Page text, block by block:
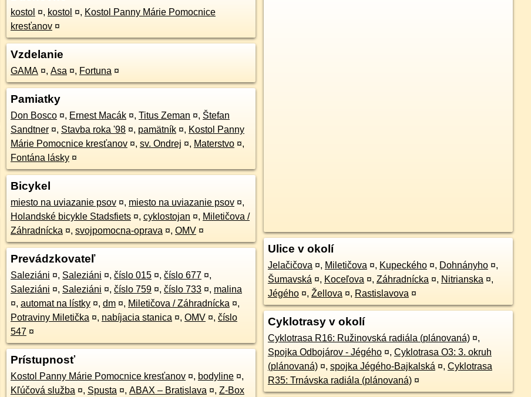
kostol ¤, kostol ¤, Kostol Panny Márie Pomocnice
kresťanov ¤
Vzdelanie
GAMA ¤, Asa ¤, Fortuna ¤
Pamiatky
Don Bosco ¤, Ernest Macák ¤, Titus Zeman ¤, Štefan
Sandtner ¤, Stavba roka '98 ¤, pamätník ¤, Kostol Panny
Márie Pomocnice kresťanov ¤, sv. Ondrej ¤, Materstvo ¤,
Fontána lásky ¤
Bicykel
miesto na uviazanie psov ¤, miesto na uviazanie psov ¤,
Holandské bicykle Stadsfiets ¤, cyklostojan ¤, Miletičova /
Záhradnícka ¤, svojpomocna-oprava ¤, OMV ¤
Prevádzkovateľ
Saleziáni ¤, Saleziáni ¤, číslo 015 ¤, číslo 677 ¤,
Saleziáni ¤, Saleziáni ¤, číslo 759 ¤, číslo 733 ¤, malina
¤, automat na lístky ¤, dm ¤, Miletičova / Záhradnícka ¤,
Potraviny Miletička ¤, nabíjacia stanica ¤, OMV ¤, číslo
547 ¤
Prístupnosť
Kostol Panny Márie Pomocnice kresťanov ¤, bodyline ¤,
Kľúčová služba ¤, Spusta ¤, ABAX – Bratislava ¤, Z-Box
Ulice v okolí
Jelačičova ¤, Miletičova ¤, Kupeckého ¤, Dohnányho ¤,
Šumavská ¤, Koceľova ¤, Záhradnícka ¤, Nitrianska ¤,
Jégého ¤, Žellova ¤, Rastislavova ¤
Cyklotrasy v okolí
Cyklotrasa R16: Ružinovská radiála (plánovaná) ¤,
Spojka Odbojárov - Jégého ¤, Cyklotrasa O3: 3. okruh
(plánovaná) ¤, spojka Jégého-Bajkalská ¤, Cyklotrasa
R35: Trnávska radiála (plánovaná) ¤